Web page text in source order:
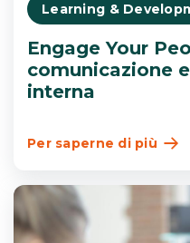
Learning &
Engage Your
comunicazione
interna
Per saperne di più